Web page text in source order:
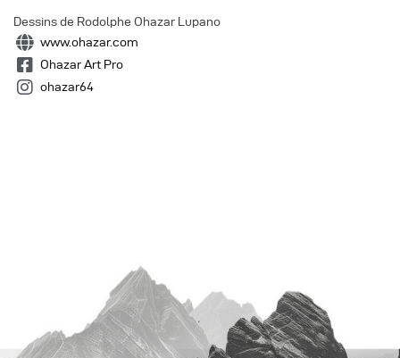
Dessins de Rodolphe Ohazar Lupano
www.ohazar.com
Ohazar Art Pro
ohazar64